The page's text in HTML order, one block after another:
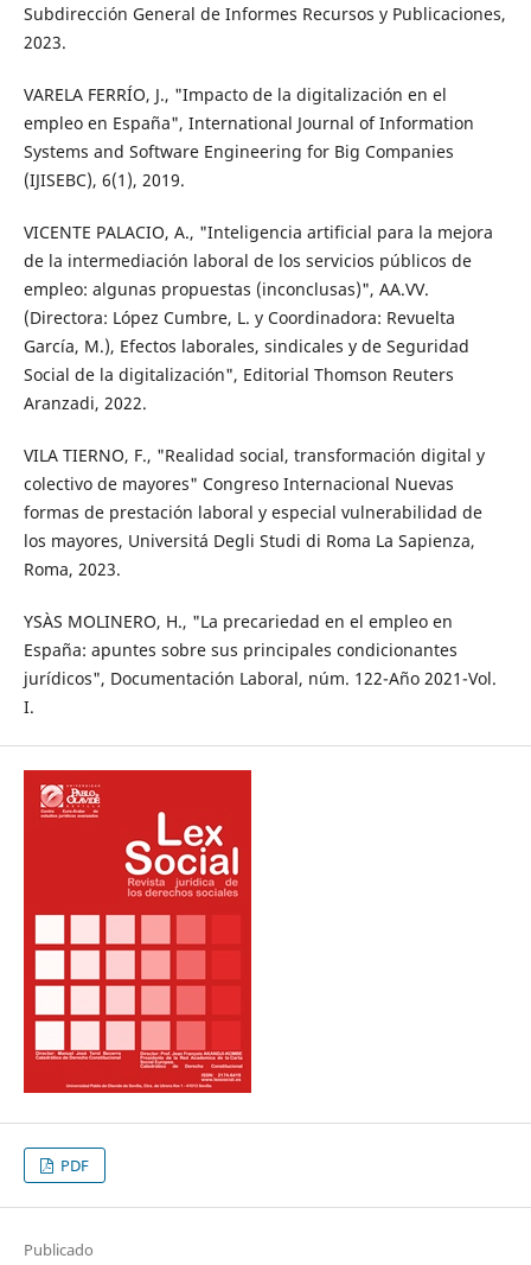
Subdirección General de Informes Recursos y Publicaciones,
2023.
VARELA FERRÍO, J., "Impacto de la digitalización en el
empleo en España", International Journal of Information
Systems and Software Engineering for Big Companies
(IJISEBC), 6(1), 2019.
VICENTE PALACIO, A., "Inteligencia artificial para la mejora
de la intermediación laboral de los servicios públicos de
empleo: algunas propuestas (inconclusas)", AA.VV.
(Directora: López Cumbre, L. y Coordinadora: Revuelta
García, M.), Efectos laborales, sindicales y de Seguridad
Social de la digitalización", Editorial Thomson Reuters
Aranzadi, 2022.
VILA TIERNO, F., "Realidad social, transformación digital y
colectivo de mayores" Congreso Internacional Nuevas
formas de prestación laboral y especial vulnerabilidad de
los mayores, Universitá Degli Studi di Roma La Sapienza,
Roma, 2023.
YSÀS MOLINERO, H., "La precariedad en el empleo en
España: apuntes sobre sus principales condicionantes
jurídicos", Documentación Laboral, núm. 122-Año 2021-Vol.
I.
PDF
Publicado